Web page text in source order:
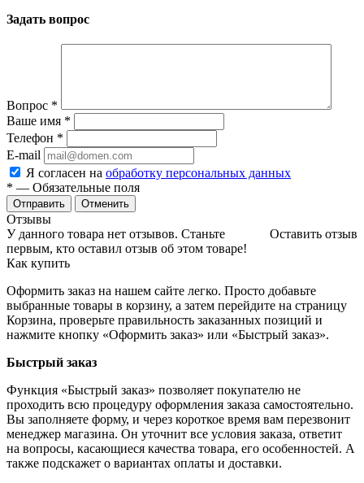
Задать вопрос
Вопрос *
Ваше имя *
Телефон *
E-mail
Я согласен на обработку персональных данных
* — Обязательные поля
Отменить
Отзывы
Оставить отзыв
У данного товара нет отзывов. Станьте
первым, кто оставил отзыв об этом товаре!
Как купить
Оформить заказ на нашем сайте легко. Просто добавьте
выбранные товары в корзину, а затем перейдите на страницу
Корзина, проверьте правильность заказанных позиций и
нажмите кнопку «Оформить заказ» или «Быстрый заказ».
Быстрый заказ
Функция «Быстрый заказ» позволяет покупателю не
проходить всю процедуру оформления заказа самостоятельно.
Вы заполняете форму, и через короткое время вам перезвонит
менеджер магазина. Он уточнит все условия заказа, ответит
на вопросы, касающиеся качества товара, его особенностей. А
также подскажет о вариантах оплаты и доставки.